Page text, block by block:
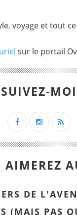
voyage et tout
sur le portail
SUIVEZ-MOI
AIMEREZ
DE
(MAIS PAS